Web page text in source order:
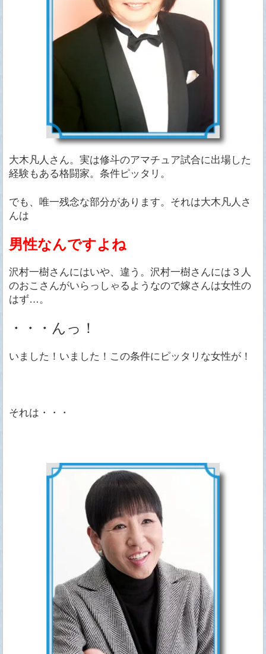
大木凡人さん。実は修斗のアマチュア試合に出場した
経験もある格闘家。条件ピッタリ。
でも、唯一残念な部分があります。それは大木凡人さ
んは
男性なんですよね
沢村一樹さんにはいや、違う。沢村一樹さんには３人
のおこさんがいらっしゃるようなので嫁さんは女性の
はず…。
・・・んっ！
いました！いました！この条件にピッタリな女性が！
それは・・・